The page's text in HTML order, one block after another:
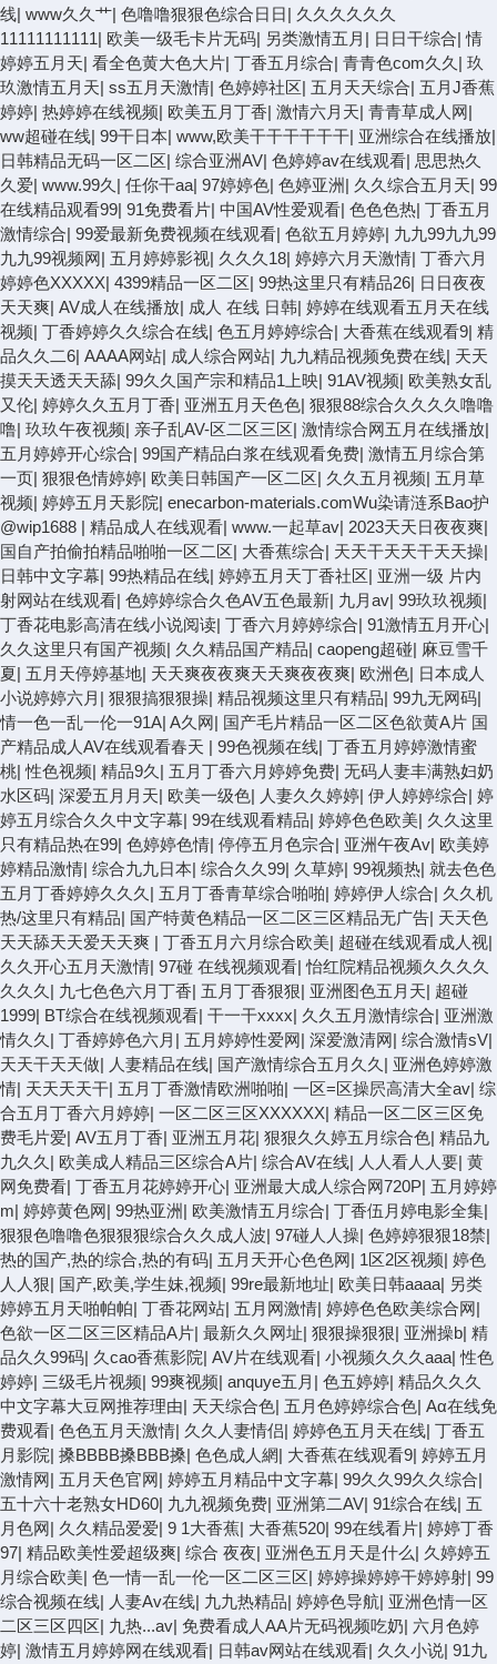
线| www久久艹| 色噜噜狠狠色综合日日| 久久久久久久
11111111111| 欧美一级毛卡片无码| 另类激情五月 | 日日干综合|情
婷婷五月天| 看全色黄大色大片| 丁香五月综合| 青青色com久久 | 玖
玖激情五月天| ss五月天激情| 色婷婷社区| 五月天天综合| 五月J香蕉
婷婷| 热婷婷在线视频| 欧美五月丁香| 激情六月天| 青青草成人网|
ww超碰在线| 99干日本| www,欧美干干干干干干| 亚洲综合在线播放|
日韩精品无码一区二区| 综合亚洲AV| 色婷婷av在线观看| 思思热久
久爱| www.99久 | 任你干aa| 97婷婷色| 色婷亚洲 | 久久综合五月天| 99
在线精品观看99| 91免费看片| 中国AV性爱观看| 色色色热| 丁香五月
激情综合| 99爱最新免费视频在线观看| 色欲五月婷婷| 九九99九九99
九九99视频网| 五月婷婷影视| 久久久18| 婷婷六月天激情| 丁香六月
婷婷色XXXXX| 4399精品一区二区| 99热这里只有精品26| 日日夜夜
天天爽| AV成人在线播放| 成人 在线 日韩| 婷婷在线观看五月天在线
视频| 丁香婷婷久久综合在线| 色五月婷婷综合| 大香蕉在线观看9| 精
品久久二6| AAAA网站| 成人综合网站| 九九精品视频免费在线| 天天
摸天天透天天舔| 99久久国产宗和精品1上映| 91AV视频| 欧美熟女乱
又伦| 婷婷久久五月丁香| 亚洲五月天色色| 狠狠88综合久久久久噜噜
噜| 玖玖午夜视频| 亲子乱AV-区二区三区| 激情综合网五月在线播放|
五月婷婷开心综合| 99国产精品白浆在线观看免费| 激情五月综合第
一页| 狠狠色情婷婷| 欧美日韩国产一区二区| 久久五月视频| 五月草
视频| 婷婷五月天影院| enecarbon-materials.comWu染请涟系Bao护
@wip1688 | 精品成人在线观看| www.一起草av| 2023天天日夜夜爽|
国自产拍偷拍精品啪啪一区二区| 大香蕉综合| 天天干天天干天天操|
日韩中文字幕| 99热精品在线| 婷婷五月天丁香社区| 亚洲一级 片内
射网站在线观看| 色婷婷综合久色AV五色最新| 九月av| 99玖玖视频|
丁香花电影高清在线小说阅读| 丁香六月婷婷综合| 91激情五月开心|
久久这里只有国产视频| 久久精品国产精品| caopeng超碰| 麻豆雪千
夏| 五月天停婷基地| 天天爽夜夜爽天天爽夜夜爽| 欧洲色| 日本成人
小说婷婷六月 | 狠狠搞狠狠操| 精品视频这里只有精品| 99九无网码|
情一色一乱一伦一91A| A久网| 国产毛片精品一区二区色欲黄A片 国
产精品成人AV在线观看春天 | 99色视频在线| 丁香五月婷婷激情蜜
桃|性色视频| 精品9久 | 五月丁香六月婷婷免费| 无码人妻丰满熟妇奶
水区码| 深爱五月月天| 欧美一级色| 人妻久久婷婷| 伊人婷婷综合| 婷
婷五月综合久久中文字幕| 99在线观看精品| 婷婷色色欧美| 久久这里
只有精品热在99| 色婷婷色情| 停停五月色宗合| 亚洲午夜Av| 欧美婷
婷精品激情| 综合九九日本| 综合久久99| 久草婷| 99视频热| 就去色色
五月丁香婷婷久久久 | 五月丁香青草综合啪啪| 婷婷伊人综合| 久久机
热/这里只有精品| 国产特黄色精品一区二区三区精品无广告| 天天色
天天舔天天爱天天爽 | 丁香五月六月综合欧美| 超碰在线观看成人视|
久久开心五月天激情| 97碰 在线视频观看|怡红院精品视频久久久久
久久久 | 九七色色六月丁香| 五月丁香狠狠| 亚洲图色五月天| 超碰
1999| BT综合在线视频观看| 干一干xxxx| 久久五月激情综合| 亚洲激
情久久 | 丁香婷婷色六月 | 五月婷婷性爱网| 深爱激清网| 综合激情sV|
天天干天天做| 人妻精品在线| 国产激情综合五月久久 | 亚洲色婷婷激
情| 天天天天干| 五月丁香激情欧洲啪啪| 一区=区操屄高清大全av| 综
合五月丁香六月婷婷| 一区二区三区XXXXXX| 精品一区二区三区免
费毛片爱| AV五月丁香| 亚洲五月花| 狠狠久久婷五月综合色| 精品九
九久久 | 欧美成人精品三区综合A片| 综合AV在线| 人人看人人要| 黄
网免费看| 丁香五月花婷婷开心| 亚洲最大成人综合网720P| 五月婷婷
m| 婷婷黄色网| 99热亚洲 | 欧美激情五月综合| 丁香伍月婷电影全集|
狠狠色噜噜色狠狠狠综合久久成人波| 97碰人人操| 色婷婷狠狠18禁|
热的国产,热的综合,热的有码| 五月天开心色色网| 1区2区视频| 婷色
人人狠| 国产,欧美,学生妹,视频| 99re最新地址| 欧美日韩aaaa| 另类
婷婷五月天啪帕帕| 丁香花网站| 五月网激情| 婷婷色色欧美综合网|
色欲一区二区三区精品A片| 最新久久网址| 狠狠操狠狠| 亚洲操b| 精
品久久99码| 久cao香蕉影院| AV片在线观看| 小视频久久久aaa|性色
婷婷| 三级毛片视频| 99爽视频| anquye五月 | 色五婷婷| 精品久久久
中文字幕大豆网推荐理由| 天天综合色| 五月色婷婷综合色| Aα在线免
费观看| 色色五月天激情| 久久人妻情侣| 婷婷色五月天在线| 丁香五
月影院| 搡BBBB搡BBB搡| 色色成人網| 大香蕉在线观看9| 婷婷五月
激情网| 五月天色官网| 婷婷五月精品中文字幕| 99久久99久久综合|
五十六十老熟女HD60| 九九视频免费| 亚洲第二AV| 91综合在线| 五
月色网| 久久精品爱爱| 9 1大香蕉| 大香蕉520| 99在线看片| 婷婷丁香
97| 精品欧美性爱超级爽| 综合 夜夜| 亚洲色五月天是什么| 久婷婷五
月综合欧美| 色一情一乱一伦一区二区三区| 婷婷操婷婷干婷婷射| 99
综合视频在线| 人妻Av在线| 九九热精品| 婷婷色导航| 亚洲色情一区
二区三区四区| 九热...av| 免费看成人AA片无码视频吃奶| 六月色婷
婷| 激情五月婷婷网在线观看| 日韩av网站在线观看| 久久小说| 91九